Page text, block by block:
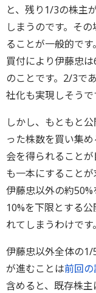
と、残り1/3の株主
しまうのです。そ
ることが一般的で
買付により伊藤忠
のことです。2/3で
社化も実現しそうで
しかし、もともと
った株数を買い集
会を得られること
も一本にすることが
伊藤忠以外の約
10%を下限とする
れてしまうわけです。
伊藤忠以外全体の
が進むことは前回
含めると、既存株